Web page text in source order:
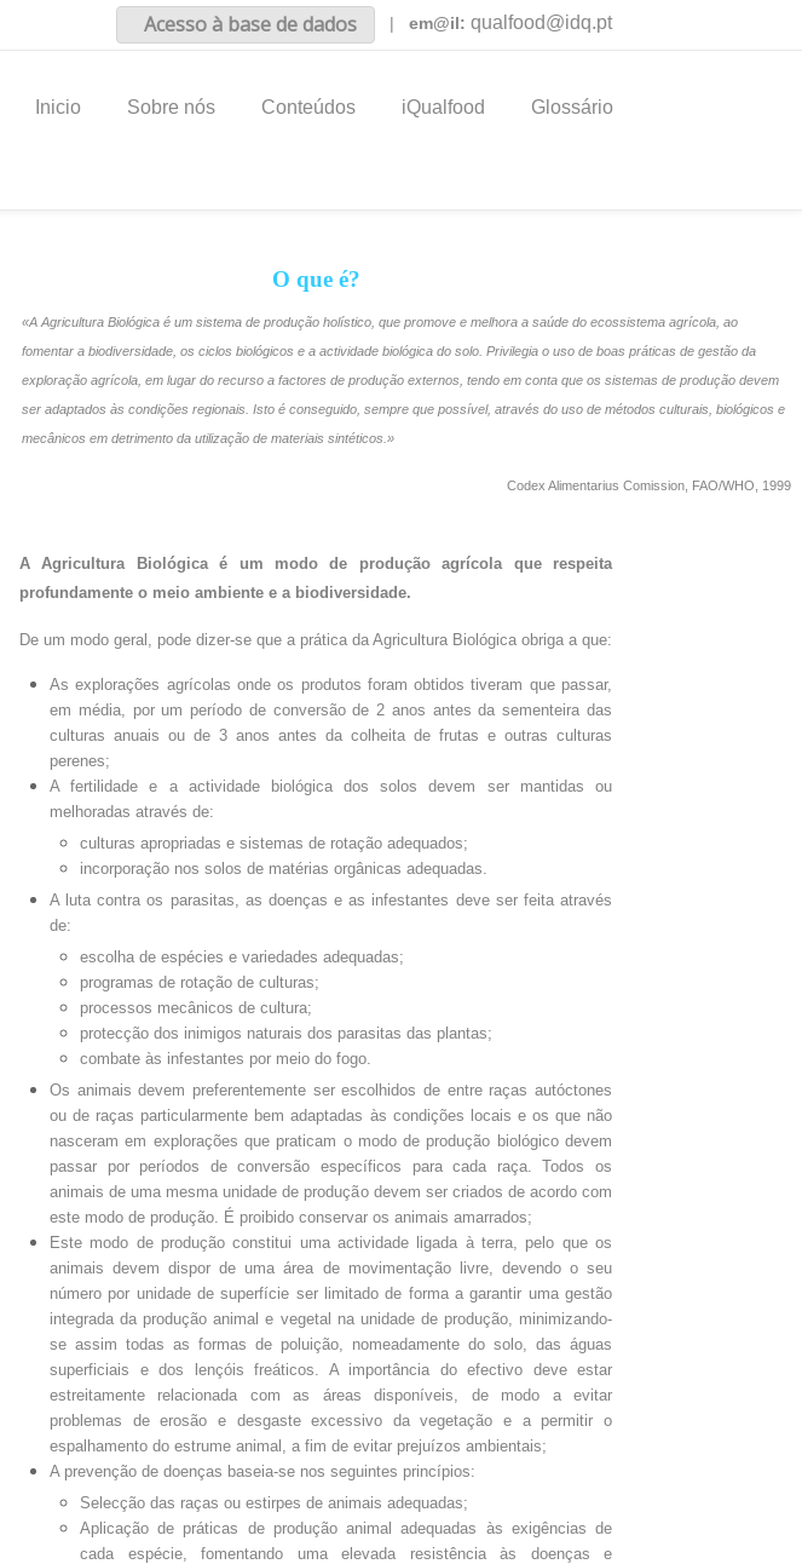
Acesso à base de dados | em@il: qualfood@idq.pt
Inicio Sobre nós Conteúdos iQualfood Glossário
O que é?
«A Agricultura Biológica é um sistema de produção holístico, que promove e melhora a saúde do ecossistema agrícola, ao
fomentar a biodiversidade, os ciclos biológicos e a actividade biológica do solo. Privilegia o uso de boas práticas de gestão da
exploração agrícola, em lugar do recurso a factores de produção externos, tendo em conta que os sistemas de produção devem
ser adaptados às condições regionais. Isto é conseguido, sempre que possível, através do uso de métodos culturais, biológicos e
mecânicos em detrimento da utilização de materiais sintéticos.»
Codex Alimentarius Comission, FAO/WHO, 1999
A Agricultura Biológica é um modo de produção agrícola que respeita
profundamente o meio ambiente e a biodiversidade.
De um modo geral, pode dizer-se que a prática da Agricultura Biológica obriga a que:
As explorações agrícolas onde os produtos foram obtidos tiveram que passar,
em média, por um período de conversão de 2 anos antes da sementeira das
culturas anuais ou de 3 anos antes da colheita de frutas e outras culturas
perenes;
A fertilidade e a actividade biológica dos solos devem ser mantidas ou
melhoradas através de:
culturas apropriadas e sistemas de rotação adequados;
incorporação nos solos de matérias orgânicas adequadas.
A luta contra os parasitas, as doenças e as infestantes deve ser feita através
de:
escolha de espécies e variedades adequadas;
programas de rotação de culturas;
processos mecânicos de cultura;
protecção dos inimigos naturais dos parasitas das plantas;
combate às infestantes por meio do fogo.
Os animais devem preferentemente ser escolhidos de entre raças autóctones
ou de raças particularmente bem adaptadas às condições locais e os que não
nasceram em explorações que praticam o modo de produção biológico devem
passar por períodos de conversão específicos para cada raça. Todos os
animais de uma mesma unidade de produção devem ser criados de acordo com
este modo de produção. É proibido conservar os animais amarrados;
Este modo de produção constitui uma actividade ligada à terra, pelo que os
animais devem dispor de uma área de movimentação livre, devendo o seu
número por unidade de superfície ser limitado de forma a garantir uma gestão
integrada da produção animal e vegetal na unidade de produção, minimizando-
se assim todas as formas de poluição, nomeadamente do solo, das águas
superficiais e dos lençóis freáticos. A importância do efectivo deve estar
estreitamente relacionada com as áreas disponíveis, de modo a evitar
problemas de erosão e desgaste excessivo da vegetação e a permitir o
espalhamento do estrume animal, a fim de evitar prejuízos ambientais;
A prevenção de doenças baseia-se nos seguintes princípios:
Selecção das raças ou estirpes de animais adequadas;
Aplicação de práticas de produção animal adequadas às exigências de
cada espécie, fomentando uma elevada resistência às doenças e